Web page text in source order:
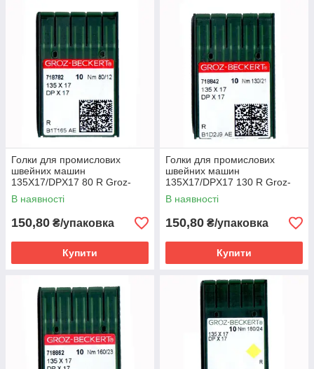
Голки для промислових
швейних машин
135X17/DPX17 80 R Groz-
Beckert
В наявності
150,80 ₴/упаковка
Купити
Голки для промислових
швейних машин
135X17/DPX17 130 R Groz-
Beckert
В наявності
150,80 ₴/упаковка
Купити